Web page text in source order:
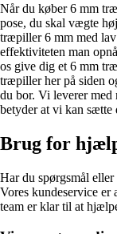
Når du køber 6 mm
pose, du skal vægte
træpiller 6 mm med
effektiviteten man
os give dig et 6 mm
træpiller her på siden
du bor. Vi leverer
betyder at vi kan sætte
Brug for
Har du spørgsmål
Vores kundeservice
team er klar til at